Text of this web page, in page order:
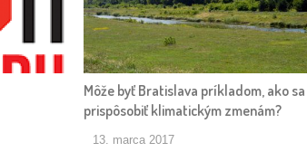
Môže byť Bratislava príkladom, ako sa
prispôsobiť klimatickým zmenám?
13. marca 2017